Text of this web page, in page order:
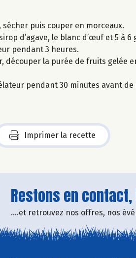
sécher puis couper en morceaux.
d’agave, le blanc d’œuf et 5 à
pendant 3 heures.
découper la purée de fruits gelée
pendant 30 minutes avant de
Imprimer la recette
Restons en
....et retrouvez nos offres, nos